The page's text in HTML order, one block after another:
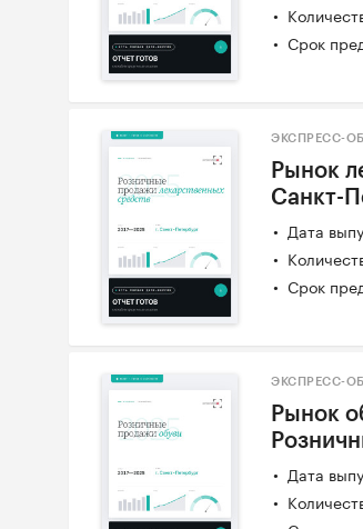
Срок
ЭКСПРЕСС-
Рынок
Санкт-
Дата
Срок
ЭКСПРЕСС-
Рынок
Дата